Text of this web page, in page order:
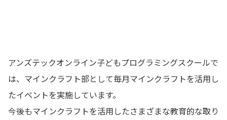
アンズテックオンライン子どもプログラミングスクールで
は、マインクラフト部として毎月マインクラフトを活用し
たイベントを実施しています。
今後もマインクラフトを活用したさまざまな教育的な取り